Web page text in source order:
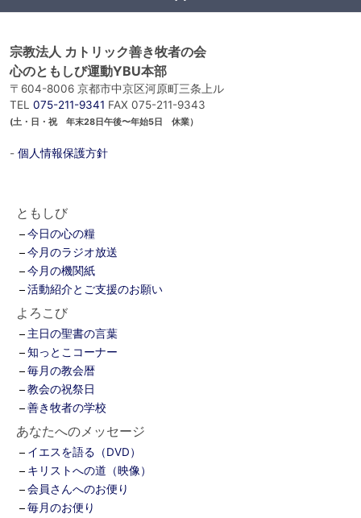
宗教法人 カトリック善き牧者の会
心のともしび運動YBU本部
〒604-8006 京都市中京区河原町三条上ル
TEL 075-211-9341 FAX 075-211-9343
(土・日・祝 年末28日午後〜年始5日 休業）
- 個人情報保護方針
ともしび
今日の心の糧
今月のラジオ放送
今月の機関紙
活動紹介とご支援のお願い
よろこび
主日の聖書の言葉
知っとこコーナー
毎月の教会暦
教会の祝祭日
善き牧者の学校
あなたへのメッセージ
イエスを語る（DVD）
キリストへの道（映像）
会員さんへのお便り
毎月のお便り